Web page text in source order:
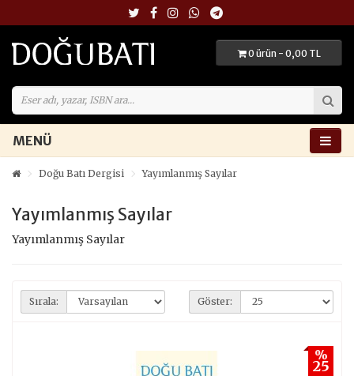
0 ürün - 0,00 TL
MENÜ
Doğu Batı Dergisi Yayımlanmış Sayılar
Yayımlanmış Sayılar
Yayımlanmış Sayılar
Sırala: Göster:
%
25